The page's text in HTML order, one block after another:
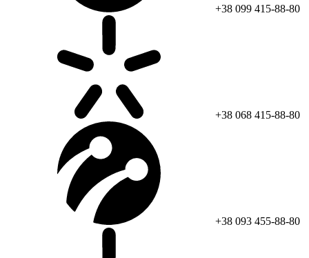
+38 099 415-88-80
+38 068 415-88-80
+38 093 455-88-80